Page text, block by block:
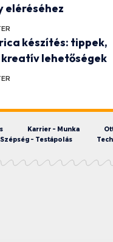
eléréséhez
készítés: tippek,
lehetőségek
Karrier – Munka
Szépség – Testápolás